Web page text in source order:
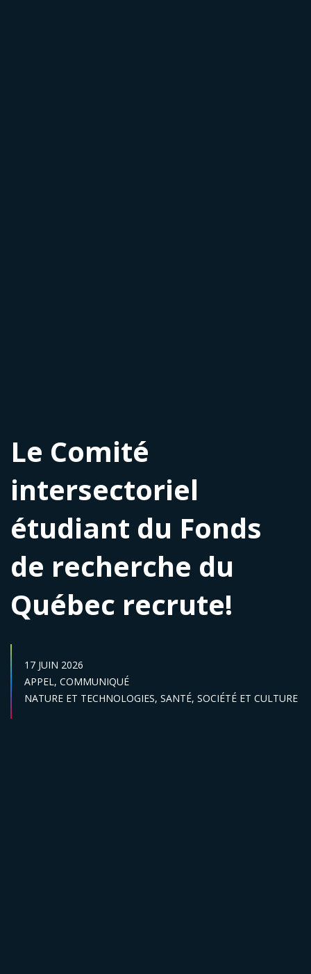
Le Comité
intersectoriel
étudiant du Fonds
de recherche du
Québec recrute!
DATE DE PUBLICATION :
17 JUIN 2026
Catégories :
APPEL, COMMUNIQUÉ
Secteur :
NATURE ET TECHNOLOGIES, SANTÉ, SOCIÉTÉ ET CULTURE